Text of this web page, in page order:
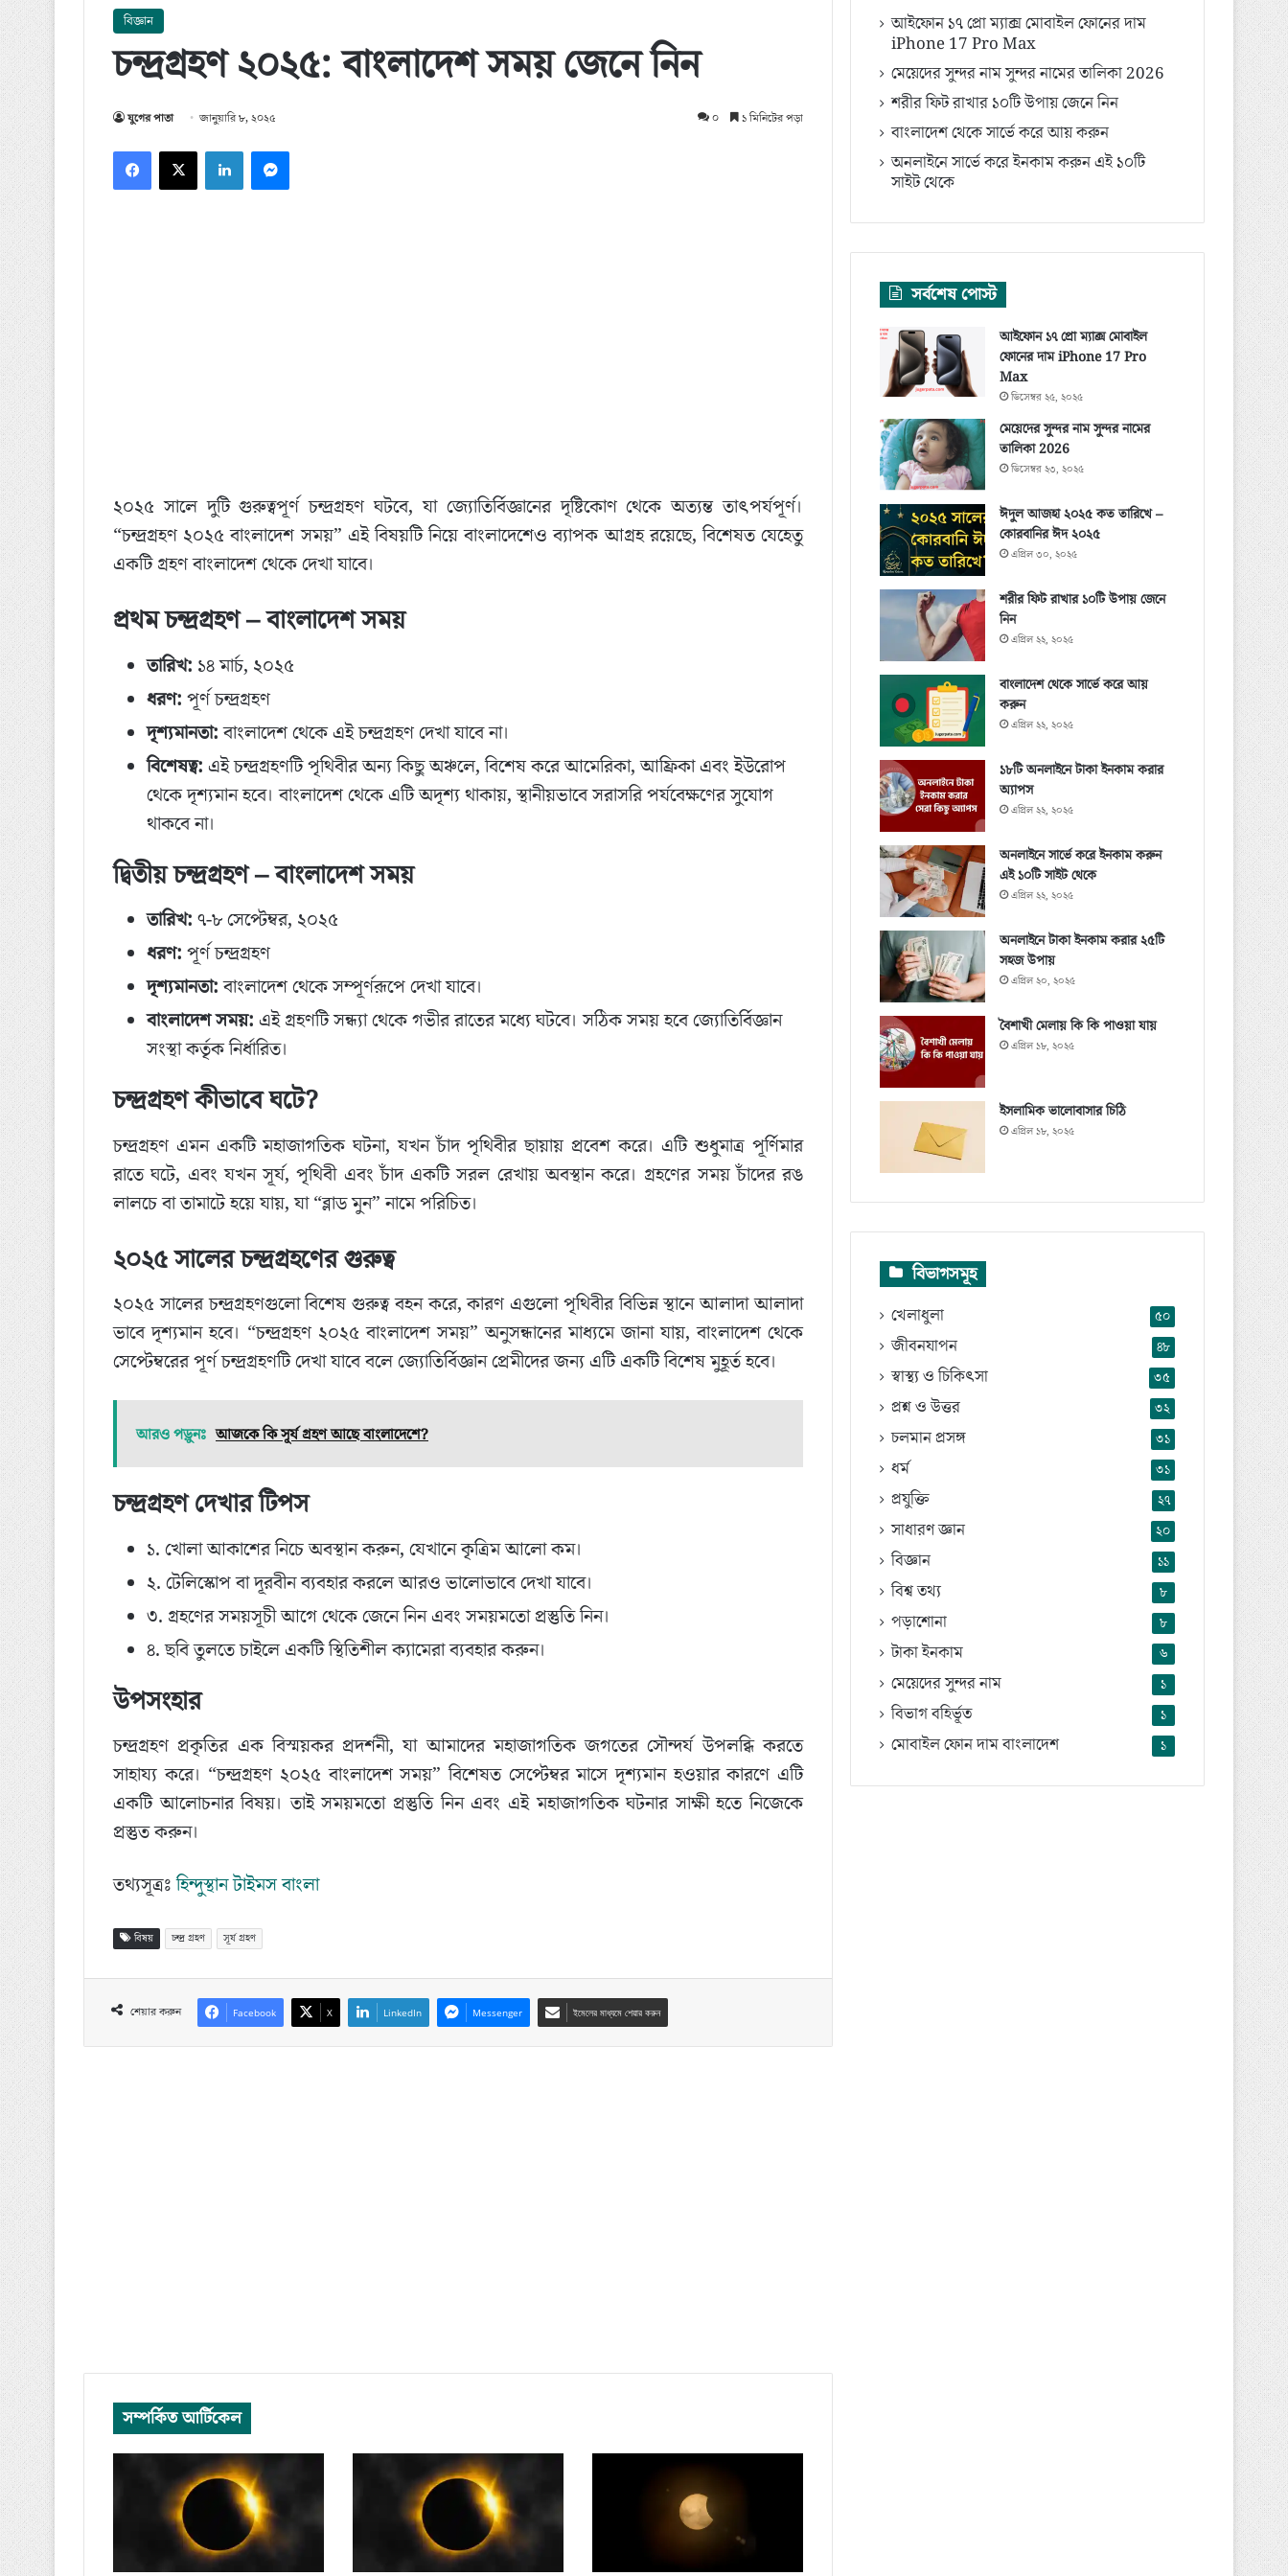
বিজ্ঞান
চন্দ্রগ্রহণ ২০২৫: বাংলাদেশ সময় জেনে নিন
যুগের পাতা জানুয়ারি ৮, ২০২৫ ০ ১ মিনিটের পড়া
Facebook
X LinkedInMessenger
২০২৫ সালে দুটি গুরুত্বপূর্ণ চন্দ্রগ্রহণ ঘটবে, যা জ্যোতির্বিজ্ঞানের দৃষ্টিকোণ থেকে অত্যন্ত তাৎপর্যপূর্ণ।
“চন্দ্রগ্রহণ ২০২৫ বাংলাদেশ সময়” এই বিষয়টি নিয়ে বাংলাদেশেও ব্যাপক আগ্রহ রয়েছে, বিশেষত যেহেতু
একটি গ্রহণ বাংলাদেশ থেকে দেখা যাবে।
প্রথম চন্দ্রগ্রহণ – বাংলাদেশ সময়
তারিখ: ১৪ মার্চ, ২০২৫
ধরণ: পূর্ণ চন্দ্রগ্রহণ
দৃশ্যমানতা:বাংলাদেশ থেকে এই চন্দ্রগ্রহণ দেখা যাবে না।
বিশেষত্ব: এই চন্দ্রগ্রহণটি পৃথিবীর অন্য কিছু অঞ্চলে, বিশেষ করে আমেরিকা, আফ্রিকা এবং ইউরোপ
থেকে দৃশ্যমান হবে। বাংলাদেশ থেকে এটি অদৃশ্য থাকায়, স্থানীয়ভাবে সরাসরি পর্যবেক্ষণের সুযোগ
থাকবে না।
দ্বিতীয় চন্দ্রগ্রহণ – বাংলাদেশ সময়
তারিখ: ৭-৮ সেপ্টেম্বর, ২০২৫
ধরণ: পূর্ণ চন্দ্রগ্রহণ
দৃশ্যমানতা:বাংলাদেশ থেকে সম্পূর্ণরূপে দেখা যাবে।
বাংলাদেশ সময়: এই গ্রহণটি সন্ধ্যা থেকে গভীর রাতের মধ্যে ঘটবে। সঠিক সময় হবে জ্যোতির্বিজ্ঞান
সংস্থা কর্তৃক নির্ধারিত।
চন্দ্রগ্রহণ কীভাবে ঘটে?
চন্দ্রগ্রহণ এমন একটি মহাজাগতিক ঘটনা, যখন চাঁদ পৃথিবীর ছায়ায় প্রবেশ করে। এটি শুধুমাত্র পূর্ণিমার
রাতে ঘটে, এবং যখন সূর্য, পৃথিবী এবং চাঁদ একটি সরল রেখায় অবস্থান করে। গ্রহণের সময় চাঁদের রঙ
লালচে বা তামাটে হয়ে যায়, যা “ব্লাড মুন” নামে পরিচিত।
২০২৫ সালের চন্দ্রগ্রহণের গুরুত্ব
২০২৫ সালের চন্দ্রগ্রহণগুলো বিশেষ গুরুত্ব বহন করে, কারণ এগুলো পৃথিবীর বিভিন্ন স্থানে আলাদা আলাদা
ভাবে দৃশ্যমান হবে। “চন্দ্রগ্রহণ ২০২৫ বাংলাদেশ সময়” অনুসন্ধানের মাধ্যমে জানা যায়, বাংলাদেশ থেকে
সেপ্টেম্বরের পূর্ণ চন্দ্রগ্রহণটি দেখা যাবে বলে জ্যোতির্বিজ্ঞান প্রেমীদের জন্য এটি একটি বিশেষ মুহূর্ত হবে।
আরও পড়ুনঃ আজকে কি সূর্য গ্রহণ আছে বাংলাদেশে?
চন্দ্রগ্রহণ দেখার টিপস
১. খোলা আকাশের নিচে অবস্থান করুন, যেখানে কৃত্রিম আলো কম।
২. টেলিস্কোপ বা দূরবীন ব্যবহার করলে আরও ভালোভাবে দেখা যাবে।
৩. গ্রহণের সময়সূচী আগে থেকে জেনে নিন এবং সময়মতো প্রস্তুতি নিন।
৪. ছবি তুলতে চাইলে একটি স্থিতিশীল ক্যামেরা ব্যবহার করুন।
উপসংহার
চন্দ্রগ্রহণ প্রকৃতির এক বিস্ময়কর প্রদর্শনী, যা আমাদের মহাজাগতিক জগতের সৌন্দর্য উপলব্ধি করতে
সাহায্য করে। “চন্দ্রগ্রহণ ২০২৫ বাংলাদেশ সময়” বিশেষত সেপ্টেম্বর মাসে দৃশ্যমান হওয়ার কারণে এটি
একটি আলোচনার বিষয়। তাই সময়মতো প্রস্তুতি নিন এবং এই মহাজাগতিক ঘটনার সাক্ষী হতে নিজেকে
প্রস্তুত করুন।
তথ্যসূত্রঃহিন্দুস্থান টাইমস বাংলা
বিষয় চন্দ্র গ্রহণ সূর্য গ্রহণ
শেয়ার করুন Facebook X LinkedIn Messenger ইমেলের মাধ্যমে শেয়ার করুন
সম্পর্কিত আর্টিকেল
আইফোন ১৭ প্রো ম্যাক্স মোবাইল ফোনের দাম
iPhone 17 Pro Max
মেয়েদের সুন্দর নাম সুন্দর নামের তালিকা 2026
শরীর ফিট রাখার ১০টি উপায় জেনে নিন
বাংলাদেশ থেকে সার্ভে করে আয় করুন
অনলাইনে সার্ভে করে ইনকাম করুন এই ১০টি
সাইট থেকে
সর্বশেষ পোস্ট
আইফোন ১৭ প্রো ম্যাক্স মোবাইল
ফোনের দাম iPhone 17 Pro
Max
ডিসেম্বর ২৫, ২০২৫
মেয়েদের সুন্দর নাম সুন্দর নামের
তালিকা 2026
ডিসেম্বর ২৩, ২০২৫
ঈদুল আজহা ২০২৫ কত তারিখে –
কোরবানির ঈদ ২০২৫
এপ্রিল ৩০, ২০২৫
শরীর ফিট রাখার ১০টি উপায় জেনে
নিন
এপ্রিল ২২, ২০২৫
বাংলাদেশ থেকে সার্ভে করে আয়
করুন
এপ্রিল ২২, ২০২৫
১৮টি অনলাইনে টাকা ইনকাম করার
অ্যাপস
এপ্রিল ২২, ২০২৫
অনলাইনে সার্ভে করে ইনকাম করুন
এই ১০টি সাইট থেকে
এপ্রিল ২২, ২০২৫
অনলাইনে টাকা ইনকাম করার ২৫টি
সহজ উপায়
এপ্রিল ২০, ২০২৫
বৈশাখী মেলায় কি কি পাওয়া যায়
এপ্রিল ১৮, ২০২৫
ইসলামিক ভালোবাসার চিঠি
এপ্রিল ১৮, ২০২৫
বিভাগসমূহ
খেলাধুলা ৫০
জীবনযাপন ৪৮
স্বাস্থ্য ও চিকিৎসা ৩৫
প্রশ্ন ও উত্তর ৩২
চলমান প্রসঙ্গ ৩১
ধর্ম ৩১
প্রযুক্তি ২৭
সাধারণ জ্ঞান ২০
বিজ্ঞান ১১
বিশ্ব তথ্য ৮
পড়াশোনা ৮
টাকা ইনকাম ৬
মেয়েদের সুন্দর নাম ১
বিভাগ বহির্ভূত ১
মোবাইল ফোন দাম বাংলাদেশ ১